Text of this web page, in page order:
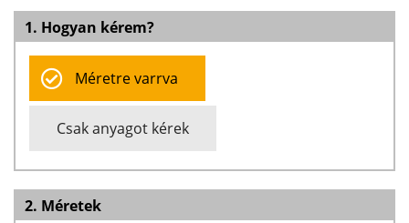
1. Hogyan kérem?
Méretre varrva
Csak anyagot kérek
2. Méretek